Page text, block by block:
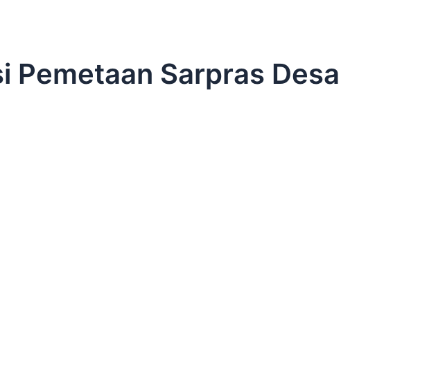
Pemetaan Sarpras Desa